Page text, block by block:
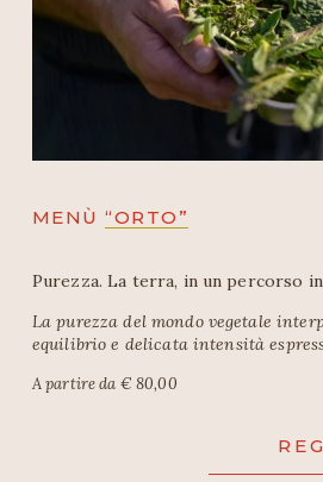
MENÙ “ORTO”
Purezza. La terra, in un percorso
La purezza del mondo vegetale
equilibrio e delicata intensità
A partire da € 80,00